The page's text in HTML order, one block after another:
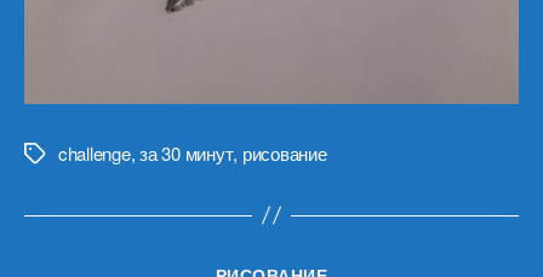
Меткиchallenge,за 30 минут, рисование